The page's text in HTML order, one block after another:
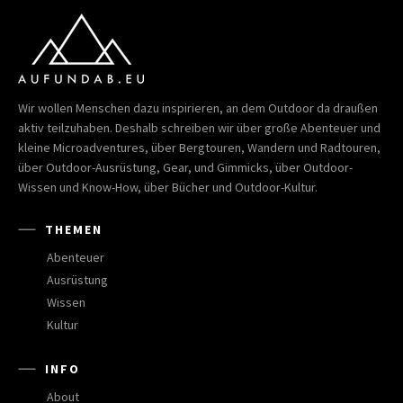
Wir wollen Menschen dazu inspirieren, an dem Outdoor da draußen
aktiv teilzuhaben. Deshalb schreiben wir über große Abenteuer und
kleine Microadventures, über Bergtouren, Wandern und Radtouren,
über Outdoor-Ausrüstung, Gear, und Gimmicks, über Outdoor-
Wissen und Know-How, über Bücher und Outdoor-Kultur.
THEMEN
Abenteuer
Ausrüstung
Wissen
Kultur
INFO
About